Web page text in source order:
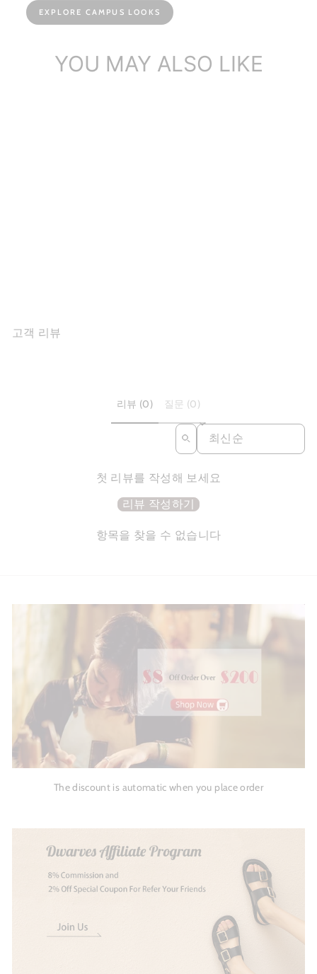
EXPLORE CAMPUS LOOKS
YOU MAY ALSO LIKE
고객 리뷰
리뷰 (0) 질문 (0)
SORT REVIEWS BY
첫 리뷰를 작성해 보세요
리뷰 작성하기
항목을 찾을 수 없습니다
The discount is automatic when you place order